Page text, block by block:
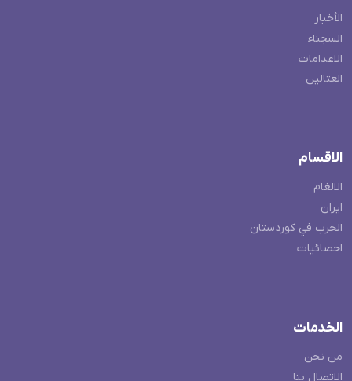
الأخبار
السجناء
الاعدامات
العتالين
الاقسام
الالغام
ايران
الحرب في كوردستان
احصائيات
الخدمات
من نحن
الاتصال بنا